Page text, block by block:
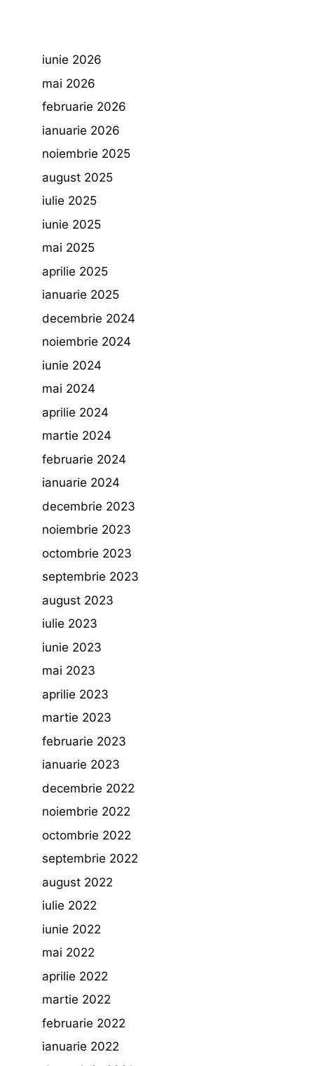
iunie 2026
mai 2026
februarie 2026
ianuarie 2026
noiembrie 2025
august 2025
iulie 2025
iunie 2025
mai 2025
aprilie 2025
ianuarie 2025
decembrie 2024
noiembrie 2024
iunie 2024
mai 2024
aprilie 2024
martie 2024
februarie 2024
ianuarie 2024
decembrie 2023
noiembrie 2023
octombrie 2023
septembrie 2023
august 2023
iulie 2023
iunie 2023
mai 2023
aprilie 2023
martie 2023
februarie 2023
ianuarie 2023
decembrie 2022
noiembrie 2022
octombrie 2022
septembrie 2022
august 2022
iulie 2022
iunie 2022
mai 2022
aprilie 2022
martie 2022
februarie 2022
ianuarie 2022